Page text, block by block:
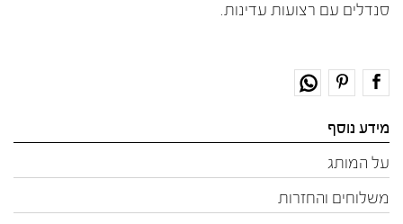
סנדלים עם רצועות עדינות.
מידע נוסף
על המותג
משלוחים והחזרות